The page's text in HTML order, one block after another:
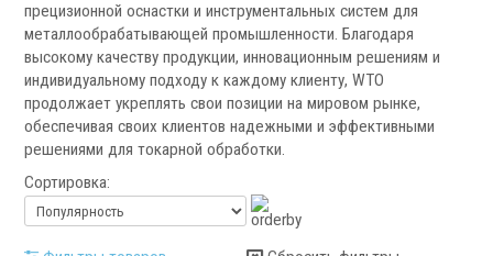
Ротационные соединения для масла
Ротационные соединения для гидравлики
Сервис станков
Сервисное обслуживание станков
Диагностика неисправностей станков
Ремонт винторезных станков
Выполненные проекты
прецизионной оснастки и инструментальных систем для
металлообрабатывающей промышленности. Благодаря
высокому качеству продукции, инновационным решениям и
индивидуальному подходу к каждому клиенту, WTO
продолжает укреплять свои позиции на мировом рынке,
обеспечивая своих клиентов надежными и эффективными
решениями для токарной обработки.
Сортировка: